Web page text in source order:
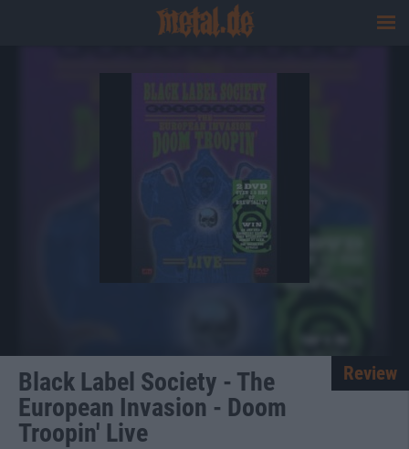
Black Label Society - The
European Invasion - Doom
Troopin' Live
Review